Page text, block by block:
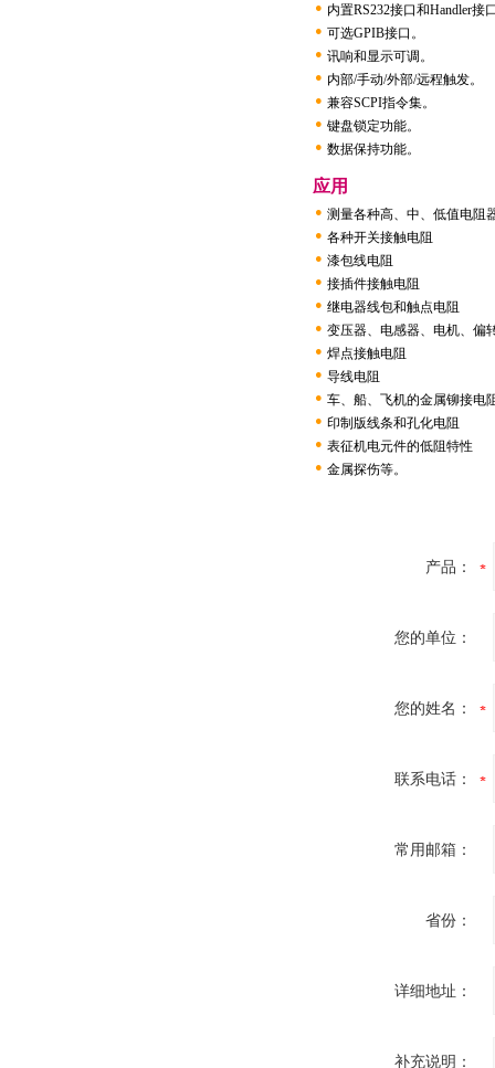
● 内置RS232接口和Handler接
● 可选GPIB接口。
● 讯响和显示可调。
● 内部/手动/外部/远程触发。
● 兼容SCPI指令集。
● 键盘锁定功能。
● 数据保持功能。
应用
● 测量各种高、中、低值电阻
● 各种开关接触电阻
● 漆包线电阻
● 接插件接触电阻
● 继电器线包和触点电阻
● 变压器、电感器、电机、偏
● 焊点接触电阻
● 导线电阻
● 车、船、飞机的金属铆接电
● 印制版线条和孔化电阻
● 表征机电元件的低阻特性
● 金属探伤等。
产品：
您的单位：
您的姓名：
联系电话：
常用邮箱：
省份：
详细地址：
补充说明：